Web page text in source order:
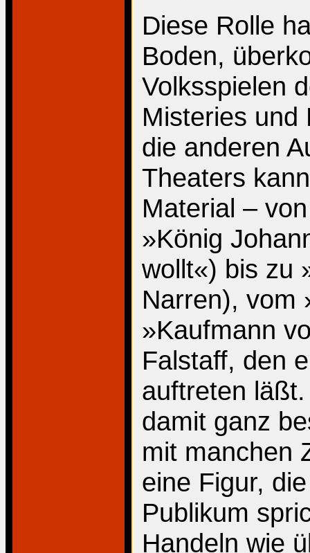
Diese Rolle
Boden,
Volksspielen
Misteries und
die anderen
Theaters
Material –
»König
wollt«) bis zu
Narren), vom
»Kaufmann
Falstaff, den
auftreten
damit ganz
mit manchen
eine Figur,
Publikum
Handeln wie